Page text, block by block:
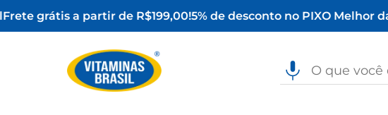
grátis a partir de R$199,00!5% de desconto no PIXO Melhor